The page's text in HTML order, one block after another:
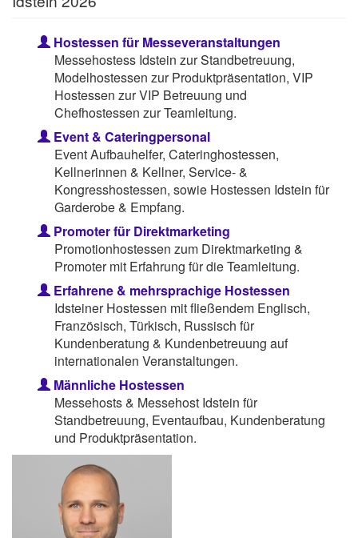
Hostessen für Messeveranstaltungen
Messehostess Idstein zur Standbetreuung,
Modelhostessen zur Produktpräsentation, VIP
Hostessen zur VIP Betreuung und
Chefhostessen zur Teamleitung.
Event & Cateringpersonal
Event Aufbauhelfer, Cateringhostessen,
Kellnerinnen & Kellner, Service- &
Kongresshostessen, sowie Hostessen Idstein für
Garderobe & Empfang.
Promoter für Direktmarketing
Promotionhostessen zum Direktmarketing &
Promoter mit Erfahrung für die Teamleitung.
Erfahrene & mehrsprachige Hostessen
Idsteiner Hostessen mit fließendem Englisch,
Französisch, Türkisch, Russisch für
Kundenberatung & Kundenbetreuung auf
internationalen Veranstaltungen.
Männliche Hostessen
Messehosts & Messehost Idstein für
Standbetreuung, Eventaufbau, Kundenberatung
und Produktpräsentation.